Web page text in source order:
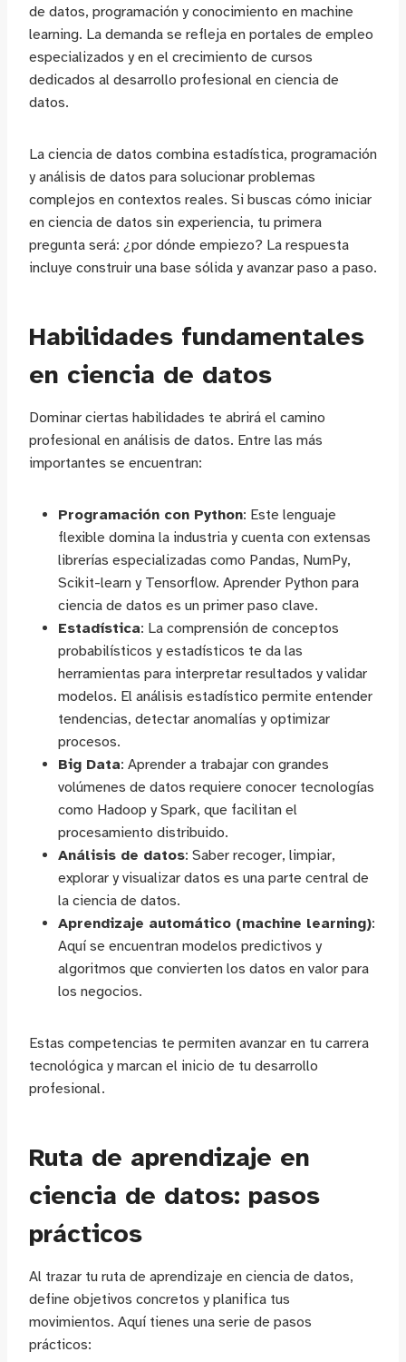
de datos, programación y conocimiento en machine
learning. La demanda se refleja en portales de empleo
especializados y en el crecimiento de cursos
dedicados al desarrollo profesional en ciencia de
datos.
La ciencia de datos combina estadística, programación
y análisis de datos para solucionar problemas
complejos en contextos reales. Si buscas cómo iniciar
en ciencia de datos sin experiencia, tu primera
pregunta será: ¿por dónde empiezo? La respuesta
incluye construir una base sólida y avanzar paso a paso.
Habilidades fundamentales
en ciencia de datos
Dominar ciertas habilidades te abrirá el camino
profesional en análisis de datos. Entre las más
importantes se encuentran:
Programación con Python: Este lenguaje
flexible domina la industria y cuenta con extensas
librerías especializadas como Pandas, NumPy,
Scikit-learn y Tensorflow. Aprender Python para
ciencia de datos es un primer paso clave.
Estadística: La comprensión de conceptos
probabilísticos y estadísticos te da las
herramientas para interpretar resultados y validar
modelos. El análisis estadístico permite entender
tendencias, detectar anomalías y optimizar
procesos.
Big Data: Aprender a trabajar con grandes
volúmenes de datos requiere conocer tecnologías
como Hadoop y Spark, que facilitan el
procesamiento distribuido.
Análisis de datos: Saber recoger, limpiar,
explorar y visualizar datos es una parte central de
la ciencia de datos.
Aprendizaje automático (machine learning):
Aquí se encuentran modelos predictivos y
algoritmos que convierten los datos en valor para
los negocios.
Estas competencias te permiten avanzar en tu carrera
tecnológica y marcan el inicio de tu desarrollo
profesional.
Ruta de aprendizaje en
ciencia de datos: pasos
prácticos
Al trazar tu ruta de aprendizaje en ciencia de datos,
define objetivos concretos y planifica tus
movimientos. Aquí tienes una serie de pasos
prácticos: